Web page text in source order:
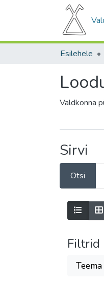
Esilehele
Valdkonna
Sirvi
Otsi
Filtrid
Teema